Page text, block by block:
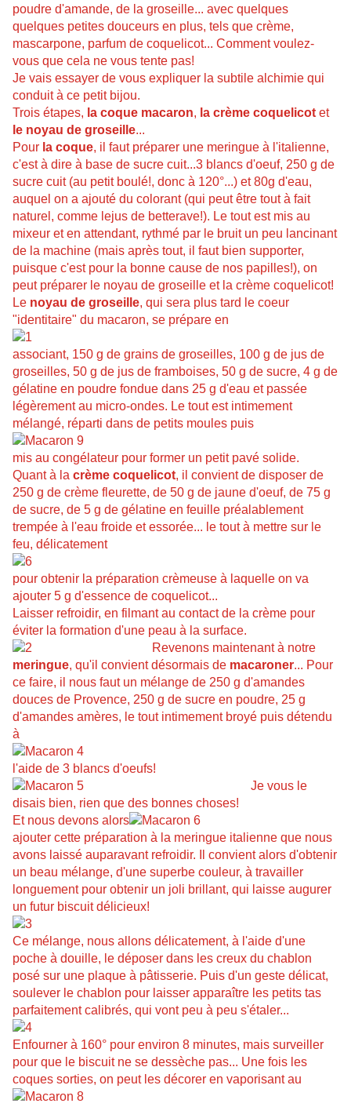
poudre d'amande, de la groseille... avec quelques
quelques petites douceurs en plus, tels que crème,
mascarpone, parfum de coquelicot... Comment voulez-
vous que cela ne vous tente pas!
Je vais essayer de vous expliquer la subtile alchimie qui
conduit à ce petit bijou.
Trois étapes, la coque macaron, la crème coquelicot et
le noyau de groseille...
Pour la coque, il faut préparer une meringue à l'italienne,
c'est à dire à base de sucre cuit...3 blancs d'oeuf, 250 g de
sucre cuit (au petit boulé!, donc à 120°...) et 80g d'eau,
auquel on a ajouté du colorant (qui peut être tout à fait
naturel, comme lejus de betterave!). Le tout est mis au
mixeur et en attendant, rythmé par le bruit un peu lancinant
de la machine (mais après tout, il faut bien supporter,
puisque c'est pour la bonne cause de nos papilles!), on
peut préparer le noyau de groseille et la crème coquelicot!
Le noyau de groseille, qui sera plus tard le coeur
"identitaire" du macaron, se prépare en
associant, 150 g de grains de groseilles, 100 g de jus de
groseilles, 50 g de jus de framboises, 50 g de sucre, 4 g de
gélatine en poudre fondue dans 25 g d'eau et passée
légèrement au micro-ondes. Le tout est intimement
mélangé, réparti dans de petits moules puis
mis au congélateur pour former un petit pavé solide.
Quant à la crème coquelicot, il convient de disposer de
250 g de crème fleurette, de 50 g de jaune d'oeuf, de 75 g
de sucre, de 5 g de gélatine en feuille préalablement
trempée à l'eau froide et essorée... le tout à mettre sur le
feu, délicatement
pour obtenir la préparation crèmeuse à laquelle on va
ajouter 5 g d'essence de coquelicot...
Laisser refroidir, en filmant au contact de la crème pour
éviter la formation d'une peau à la surface.
Revenons maintenant à notre
meringue, qu'il convient désormais de macaroner... Pour
ce faire, il nous faut un mélange de 250 g d'amandes
douces de Provence, 250 g de sucre en poudre, 25 g
d'amandes amères, le tout intimement broyé puis détendu
à
l'aide de 3 blancs d'oeufs!
Je vous le
disais bien, rien que des bonnes choses!
Et nous devons alors
ajouter cette préparation à la meringue italienne que nous
avons laissé auparavant refroidir. Il convient alors d'obtenir
un beau mélange, d'une superbe couleur, à travailler
longuement pour obtenir un joli brillant, qui laisse augurer
un futur biscuit délicieux!
Ce mélange, nous allons délicatement, à l'aide d'une
poche à douille, le déposer dans les creux du chablon
posé sur une plaque à pâtisserie. Puis d'un geste délicat,
soulever le chablon pour laisser apparaître les petits tas
parfaitement calibrés, qui vont peu à peu s'étaler...
Enfourner à 160° pour environ 8 minutes, mais surveiller
pour que le biscuit ne se dessèche pas... Une fois les
coques sorties, on peut les décorer en vaporisant au